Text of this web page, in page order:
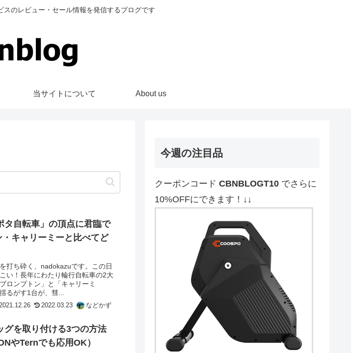
スのレビュー・セール情報を発信するブログです
当サイトについて About us
タ自転車」の頂点に君臨で
キャリーミーと比べてど
打ち砕く、nadokazuです。この日
い！長年にわたり輪行自転車の2大
ロンプトン」と「キャリーミ
るがす1台が、彗...
2022.03.23 などかず
グを取り付ける3つの方法
やTernでも応用OK）
今週の注目品
クーポンコード CBNBLOGT10 でさらに
10%OFFにできます！↓↓